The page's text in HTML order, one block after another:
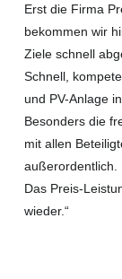
Erst die Firma
bekommen wir
Ziele schnell
Schnell,
und PV-Anlage
Besonders die
mit allen
außerordentlich.
Das Preis-
wieder.“